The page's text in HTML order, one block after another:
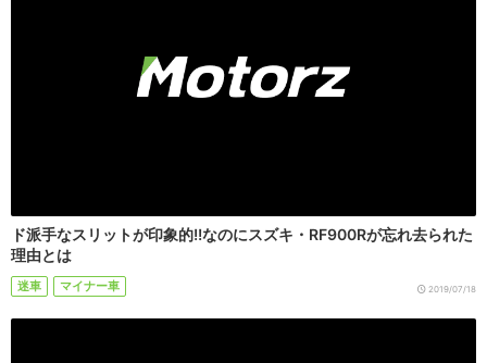
ド派手なスリットが印象的!!なのにスズキ・RF900Rが忘れ去られた
理由とは
迷車 マイナー車 2019/07/18